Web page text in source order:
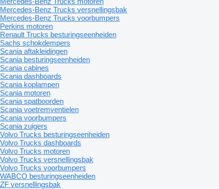
Mercedes-Benz Trucks versnellingsbak
Mercedes-Benz Trucks voorbumpers
Perkins motoren
Renault Trucks besturingseenheiden
Sachs schokdempers
Scania aftakleidingen
Scania besturingseenheiden
Scania cabines
Scania dashboards
Scania koplampen
Scania motoren
Scania spatboorden
Scania voetremventielen
Scania voorbumpers
Scania zuigers
Volvo Trucks besturingseenheiden
Volvo Trucks dashboards
Volvo Trucks motoren
Volvo Trucks versnellingsbak
Volvo Trucks voorbumpers
WABCO besturingseenheiden
ZF versnellingsbak